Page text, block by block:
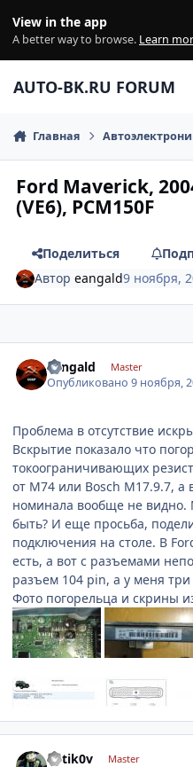
View in the app
A better way to browse. Learn
AUTO-BK.RU FORUM
Главная
Ford Maverick,
(VE6), PCM150F
Поделиться
Авторeangald9 ноября,
eangald Master
Опубликовано9 ноября,
Проблема в отсутствие
Вскрытие показало что
токоограничивающих
от М74 или Bosch M17.9.7, а
номинала вообще не видно.
быть? И еще просьба,
подключения на столе. В
есть, а вот с разъемами
разъем 104 pin, а у меня
Фото погорельца и скрины
k0tik0v Master